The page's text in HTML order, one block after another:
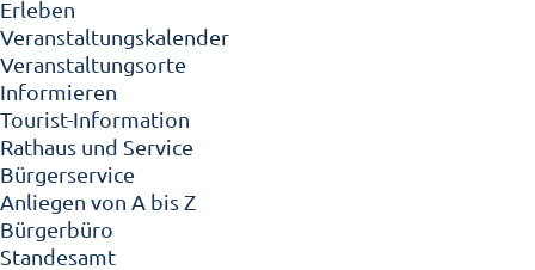
Erleben
Veranstaltungskalender
Veranstaltungsorte
Informieren
Tourist-Information
Rathaus und Service
Bürgerservice
Anliegen von A bis Z
Bürgerbüro
Standesamt